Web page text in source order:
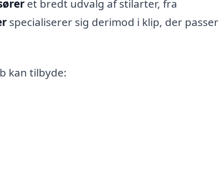
et bredt udvalg af stilarter, fra
specialiserer sig derimod i klip, der passer
kan tilbyde: